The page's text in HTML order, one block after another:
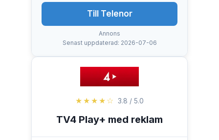
Till Telenor
Annons
Senast uppdaterad: 2026-07-06
★★★★☆ 3.8 / 5.0
TV4 Play+ med reklam